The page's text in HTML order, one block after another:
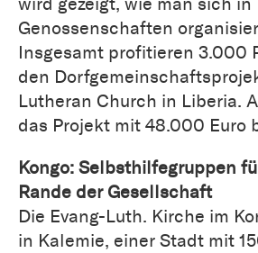
Genossenschaften
Insgesamt profitieren 3.000
den
Lutheran Church in Liberia.
das Projekt mit 48.000 Euro
Kongo: Selbsthilfegruppen
Rande der Gesellschaft
Die Evang-Luth. Kirche im
in Kalemie, einer Stadt mit